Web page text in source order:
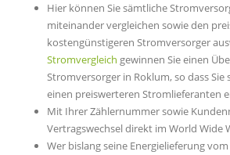
Hier können Sie sämtliche
miteinander vergleichen sowie den
kostengünstigeren Stromversorger
Stromvergleich gewinnen Sie einen
Stromversorger in Roklum, so dass Sie
einen preiswerteren Stromlieferanten
Mit Ihrer Zählernummer sowie
Vertragswechsel direkt im World Wide
Wer bislang seine Energielieferung